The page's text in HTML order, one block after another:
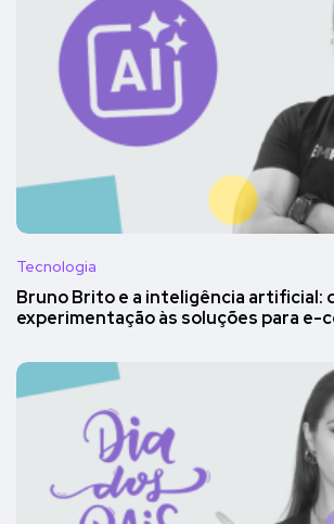
Tecnologia
Bruno Brito e a inteligência artificial:
experimentação às soluções para e-